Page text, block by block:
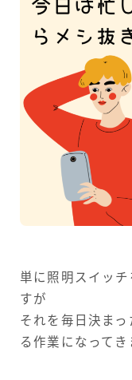
単に照明スイッ
すが
それを毎日決ま
る作業になってき